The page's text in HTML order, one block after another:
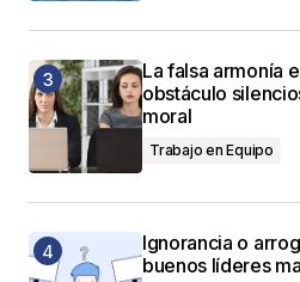
La falsa armonía
obstáculo
moral
Trabajo en Equipo
Ignorancia o
buenos líderes